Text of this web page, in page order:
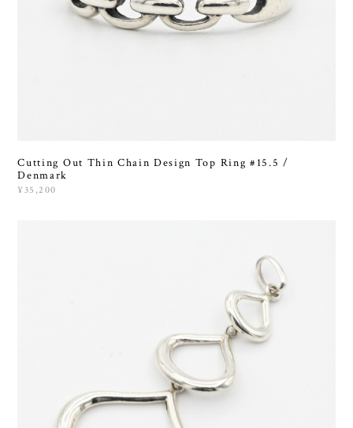
Cutting Out Thin Chain Design Top Ring #15.5 /
Denmark
¥35,200